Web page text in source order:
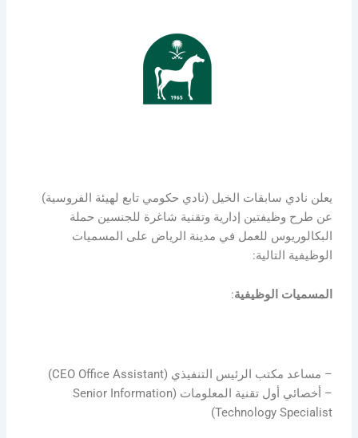
يعلن نادي سابقات الخيل (نادي حكومي تابع لهيئة الفروسية)
عن طرح وظيفتين إدارية وتقنية شاغرة للجنسين حملة
البكالوريوس للعمل في مدينة الرياض على المسميات
الوظيفية التالية:
المسميات الوظيفية:
– مساعد مكتب الرئيس التنفيذي (CEO Office Assistant)
– أخصائي أول تقنية المعلومات (Senior Information
Technology Specialist)